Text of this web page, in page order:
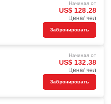
Начиная от
US$ 128.28
Цена/ чел
Забронировать
Начиная от
US$ 132.38
Цена/ чел
Забронировать